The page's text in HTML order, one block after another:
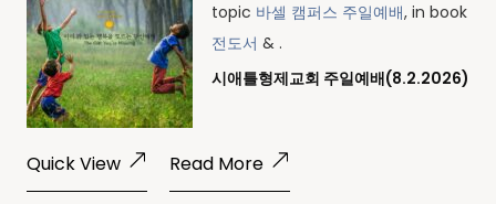
topic 바셀 캠퍼스 주일예배, in book
전도서 & .
시애틀형제교회 주일예배(8.2.2026)
Quick View Read More